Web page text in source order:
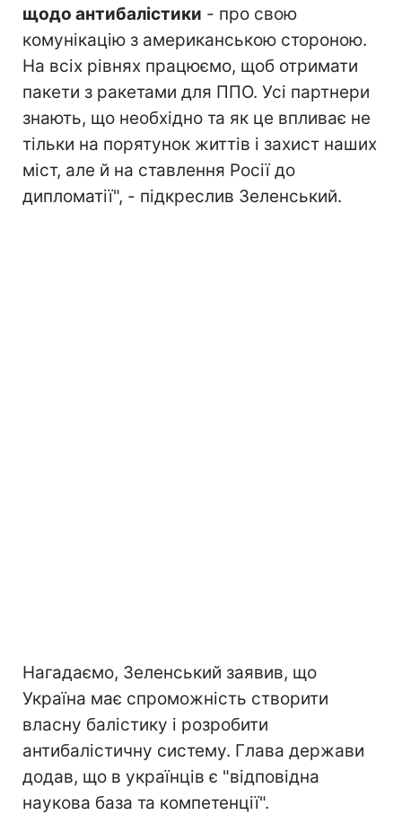
щодо антибалістики - про свою
комунікацію з американською стороною.
На всіх рівнях працюємо, щоб отримати
пакети з ракетами для ППО. Усі партнери
знають, що необхідно та як це впливає не
тільки на порятунок життів і захист наших
міст, але й на ставлення Росії до
дипломатії", - підкреслив Зеленський.
Нагадаємо, Зеленський заявив, що
Україна має спроможність створити
власну балістику і розробити
антибалістичну систему. Глава держави
додав, що в українців є "відповідна
наукова база та компетенції".